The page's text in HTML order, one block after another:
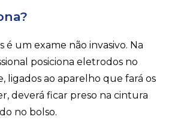
é um exame não invasivo. Na
posiciona eletrodos no
ligados ao aparelho que fará os
deverá ficar preso na cintura
no bolso.